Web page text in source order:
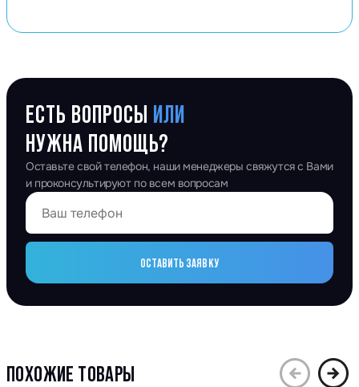
ЕСТЬ ВОПРОСЫ ИЛИ
НУЖНА ПОМОЩЬ?
Оставьте свой телефон, наши менеджеры свяжутся с Вами
и проконсультируют по всем вопросам
ОСТАВИТЬ ЗАЯВКУ
ПОХОЖИЕ ТОВАРЫ